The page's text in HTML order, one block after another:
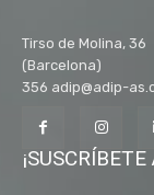
Tirso de
(Barcelona)
356 adip@adip-